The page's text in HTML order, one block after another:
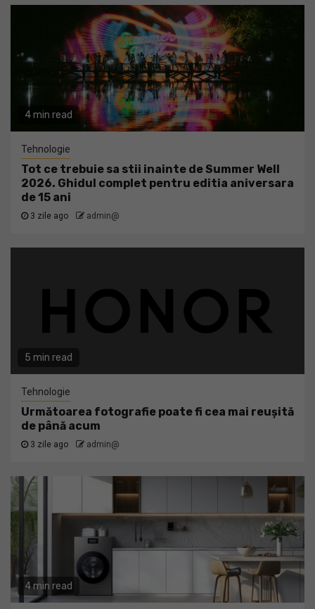
4 min read
Tehnologie
Tot ce trebuie sa stii inainte de Summer Well
2026. Ghidul complet pentru editia aniversara
de 15 ani
3 zile ago admin@
5 min read
Tehnologie
Următoarea fotografie poate fi cea mai reușită
de până acum
3 zile ago admin@
4 min read